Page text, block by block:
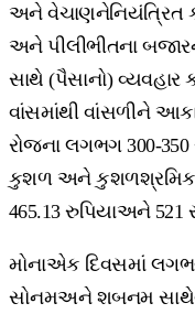
અને વેચાણનેનિયંત્રિત
અને પીલીભીતના
સાથે (પૈસાનો) વ્યવહાર
વાંસમાંથી વાંસળીને
રોજના લગભગ 300-
કુશળ અને કુશળશ્રમિક
465.13 રુપિયાઅને
મોનાએક દિવસમાં
સોનમઅને શબનમ